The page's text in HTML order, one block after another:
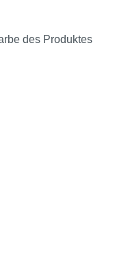
des Produktes